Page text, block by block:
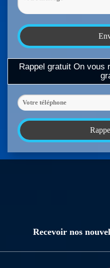
Rappel gratuit On vous
Recevoir nos